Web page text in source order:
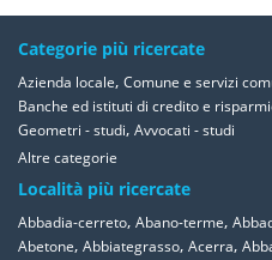
Categorie più ricercate
Azienda locale, Comune e servizi
Banche ed istituti di credito e
Geometri - studi, Avvocati - studi
Altre categorie
Località più ricercate
Abbadia-cerreto, Abano-terme,
Abetone, Abbiategrasso, Acerra,